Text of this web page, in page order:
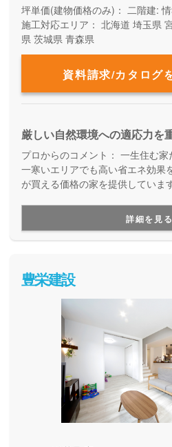
坪単価(建物価格のみ)： 二階建:
施工対応エリア： 北海道 埼玉県
県 茨城県 青森県
資料請求/カタログ
厳しい自然環境への適応力を
プロからのコメント： 一生住む家
一寒いエリアでも高い省エネ効果
が買える価格の家を提供しています
詳細を見
豊栄建設